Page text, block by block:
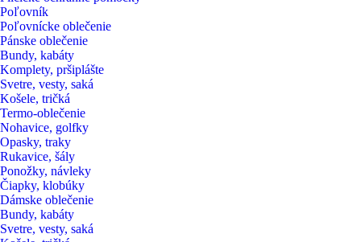
Poľovník
Poľovnícke oblečenie
Pánske oblečenie
Bundy, kabáty
Komplety, pršiplášte
Svetre, vesty, saká
Košele, tričká
Termo-oblečenie
Nohavice, golfky
Opasky, traky
Rukavice, šály
Ponožky, návleky
Čiapky, klobúky
Dámske oblečenie
Bundy, kabáty
Svetre, vesty, saká